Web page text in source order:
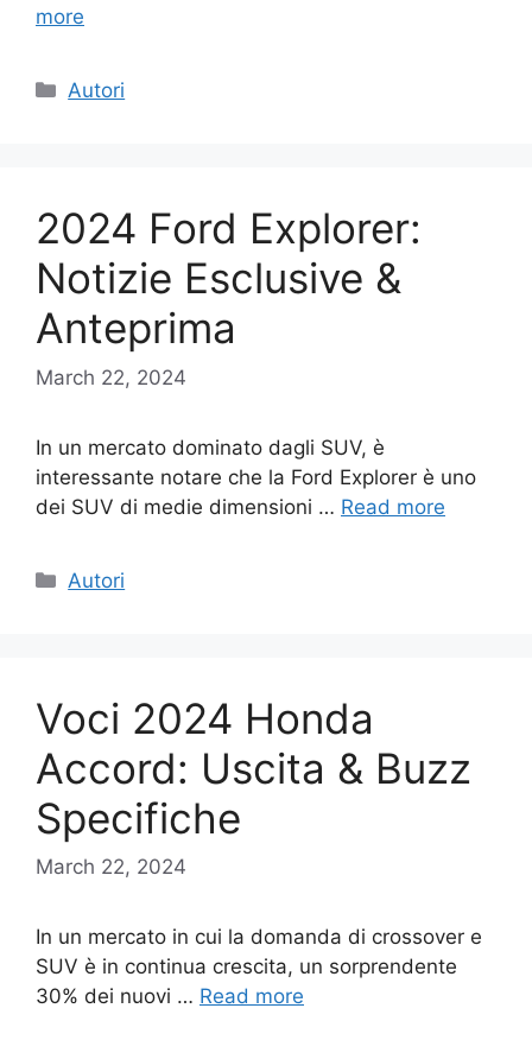
more
Categories
Autori
2024 Ford Explorer:
Notizie Esclusive &
Anteprima
March 22, 2024
In un mercato dominato dagli SUV, è
interessante notare che la Ford Explorer è uno
dei SUV di medie dimensioni … Read more
Categories
Autori
Voci 2024 Honda
Accord: Uscita & Buzz
Specifiche
March 22, 2024
In un mercato in cui la domanda di crossover e
SUV è in continua crescita, un sorprendente
30% dei nuovi … Read more